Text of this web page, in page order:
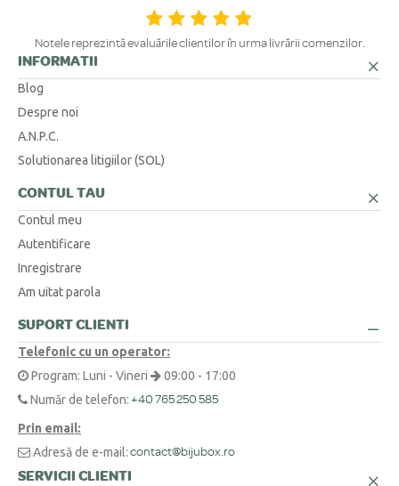
WhatsApp la +40 770 921 356 sau prin email la
Notele reprezintă evaluările clienților în urma livrării comenzilor.
INFORMATII
Blog
Despre noi
A.N.P.C.
Solutionarea litigiilor (SOL)
CONTUL TAU
Contul meu
Autentificare
Inregistrare
Am uitat parola
SUPORT CLIENTI
Telefonic cu un operator:
Program: Luni - Vineri
09:00 - 17:00
Număr de telefon: +40 765 250 585
Prin email:
Adresă de e-mail: contact@bijubox.ro
SERVICII CLIENTI